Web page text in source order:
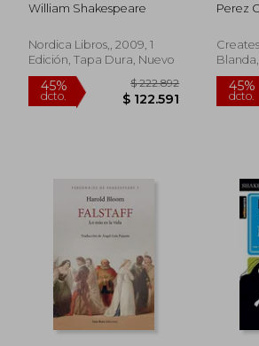
William Shakespeare
Nordica Libros,, 2009, 1
Edición, Tapa Dura, Nuevo
Perez